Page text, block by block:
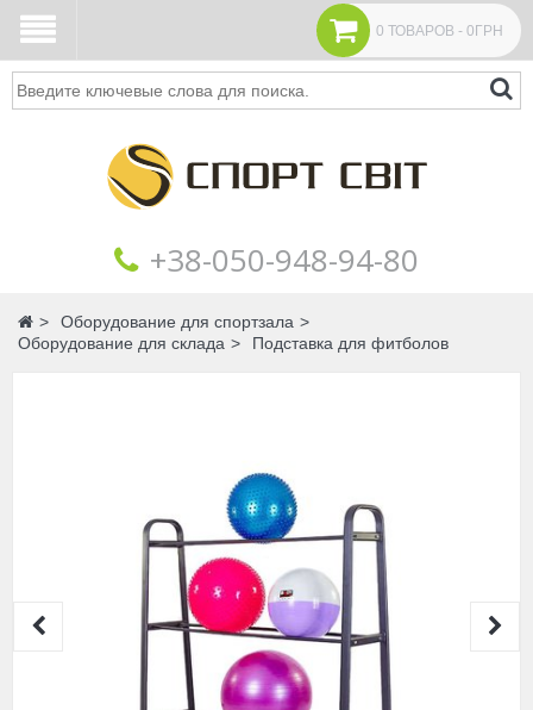
0 ТОВАРОВ - 0ГРН
Поиск
+38‎‎-050-948-94-80
Главная
Оборудование для спортзала
Оборудование для склада
Подставка для фитболов